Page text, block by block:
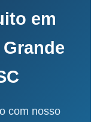
em
com nosso